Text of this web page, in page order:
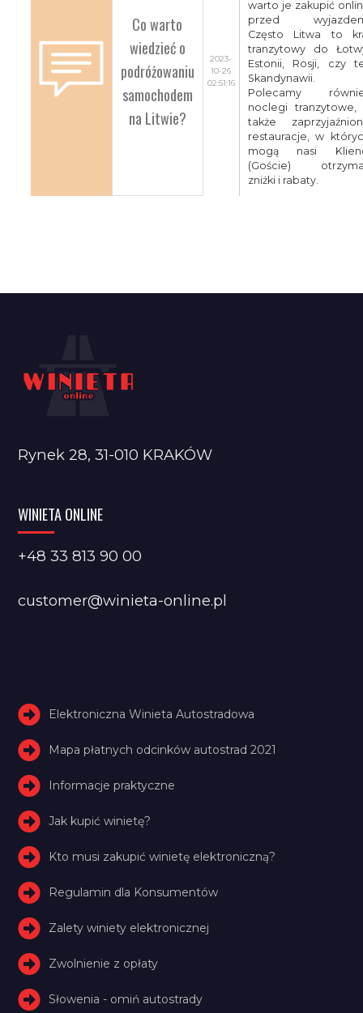
Co warto
wiedzieć o
podróżowaniu
samochodem
na Litwie?
2023-
10-26
02:51:16
warto je zakupić
przed
Często Litwa to
tranzytowy do
Estonii, Rosji, czy
Skandynawii.
Polecamy
noclegi tranzytowe,
także
restauracje, w
mogą nasi
(Goście)
zniżki i rabaty.
Rynek 28, 31-010 KRAKÓW
WINIETA ONLINE
+48 33 813 90 00
customer@winieta-online.pl
Elektroniczna Winieta Autostradowa
Mapa płatnych odcinków autostrad 2021
Informacje praktyczne
Jak kupić winietę?
Kto musi zakupić winietę elektroniczną?
Regulamin dla Konsumentów
Zalety winiety elektronicznej
Zwolnienie z opłaty
Słowenia - omiń autostrady